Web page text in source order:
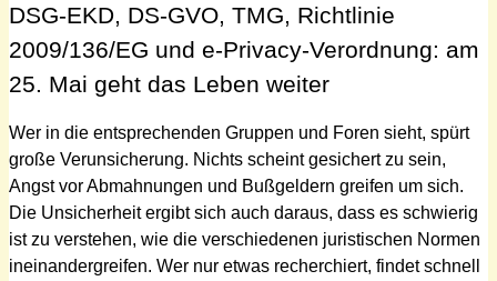
DSG-EKD, DS-GVO, TMG, Richtlinie
2009/136/EG und e-Privacy-Verordnung: am
25. Mai geht das Leben weiter
Wer in die entsprechenden Gruppen und Foren sieht, spürt
große Verunsicherung. Nichts scheint gesichert zu sein,
Angst vor Abmahnungen und Bußgeldern greifen um sich.
Die Unsicherheit ergibt sich auch daraus, dass es schwierig
ist zu verstehen, wie die verschiedenen juristischen Normen
ineinandergreifen. Wer nur etwas recherchiert, findet schnell